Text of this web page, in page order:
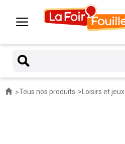
Tous nos produits Loisirs et jeux